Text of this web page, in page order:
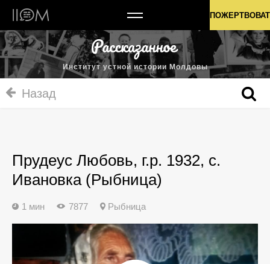
Институт устной истории Молдовы
Институт устной истории Молдовы
Назад
Прудеус Любовь, г.р. 1932, с.
Ивановка (Рыбница)
1 мин 7877 Рыбница